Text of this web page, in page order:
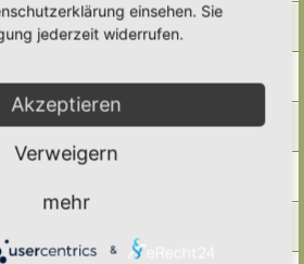
/ Anzeige filtern
«Do 1. Jun 2023, 11:05
«Do 1. Jun 2023, 10:16
meinen alten Hortus umziehen
meine alte Lebensinsel umziehen
Mo 29. Mai 2023, 10:33
einsehen. Sie
jederzeit widerrufen.
Akzeptieren
Verweigern
mehr
&